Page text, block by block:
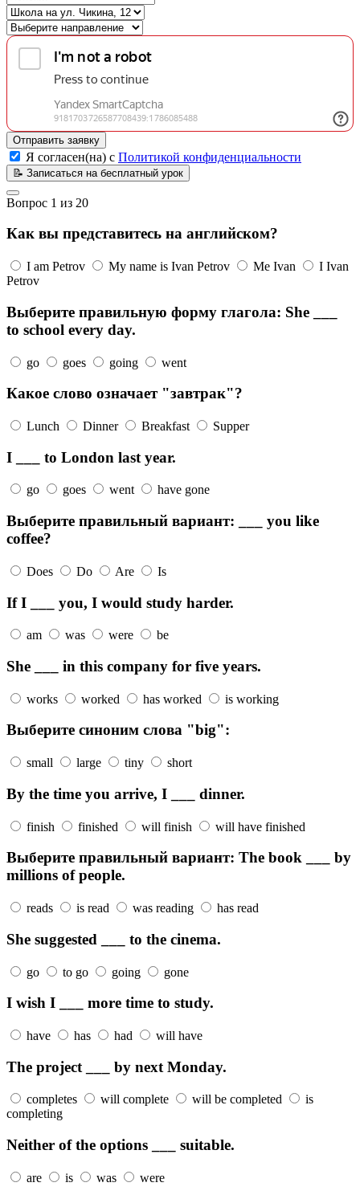
Отправить заявку
Я согласен(на) с Политикой конфиденциальности
📝 Записаться на бесплатный урок
Вопрос 1 из 20
Как вы представитесь на английском?
I am Petrov My name is Ivan Petrov Me Ivan
I Ivan
Petrov
Выберите правильную форму глагола: She ___
to school every day.
go goes going went
Какое слово означает "завтрак"?
Lunch Dinner Breakfast Supper
I ___ to London last year.
go goes went have gone
Выберите правильный вариант: ___ you like
coffee?
Does Do Are Is
If I ___ you, I would study harder.
am was were be
She ___ in this company for five years.
works worked has worked is working
Выберите синоним слова "big":
small large tiny short
By the time you arrive, I ___ dinner.
finish finished will finish will have finished
Выберите правильный вариант: The book ___ by
millions of people.
reads is read was reading has read
She suggested ___ to the cinema.
go to go going gone
I wish I ___ more time to study.
have has had will have
The project ___ by next Monday.
completes will complete will be completed
is
completing
Neither of the options ___ suitable.
are is was were